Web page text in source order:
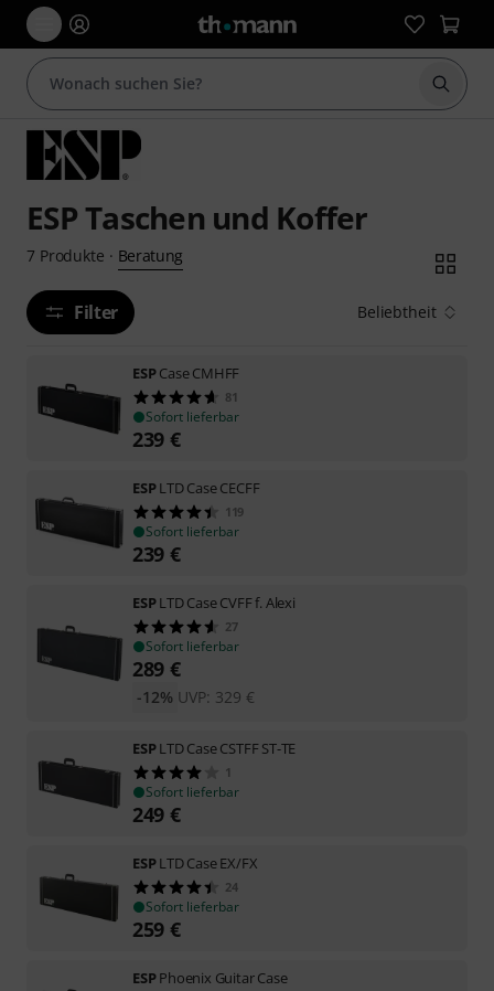
Suche
ESP Taschen und Koffer
7 Produkte · Beratung
Filter Beliebtheit
ESPCase CMHFF
81
Sofort lieferbar
239 €
ESPLTD Case CECFF
119
Sofort lieferbar
239 €
ESPLTD Case CVFF f. Alexi
27
Sofort lieferbar
289 €
UVP: 329 €
-12%
ESPLTD Case CSTFF ST-TE
1
Sofort lieferbar
249 €
ESPLTD Case EX/FX
24
Sofort lieferbar
259 €
ESPPhoenix Guitar Case